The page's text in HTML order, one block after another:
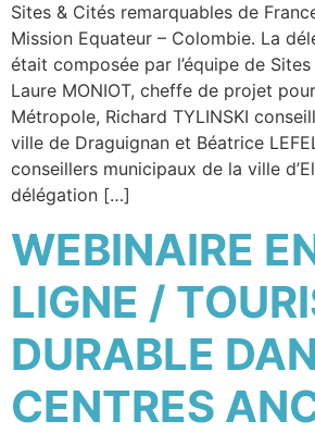
Sites & Cités remarquables de
Mission Equateur – Colombie. La
était composée par l’équipe de
Laure MONIOT, cheffe de projet
Métropole, Richard TYLINSKI
ville de Draguignan et Béatrice
conseillers municipaux de la ville
délégation […]
WEBINAIRE
LIGNE /
DURABLE
CENTRES